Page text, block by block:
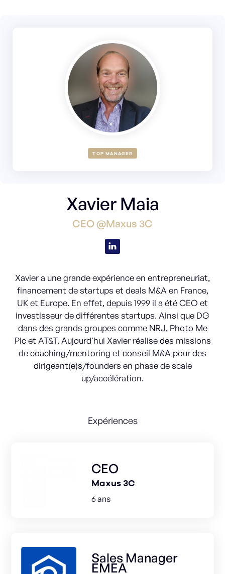
TOP MANAGER
Xavier Maia
CEO @Maxus 3C
Xavier a une grande expérience en entrepreneuriat,
financement de startups et deals M&A en France,
UK et Europe. En effet, depuis 1999 il a été CEO et
investisseur de différentes startups. Ainsi que DG
dans des grands groupes comme NRJ, Photo Me
Plc et AT&T. Aujourd'hui Xavier réalise des missions
de coaching/mentoring et conseil M&A pour des
dirigeant(e)s/founders en phase de scale
up/accélération.
Expériences
CEO
Maxus 3C
6 ans
Sales Manager
EMEA